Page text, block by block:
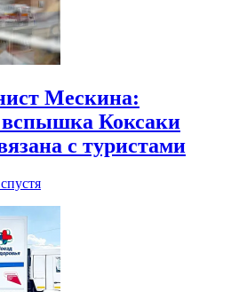
Мескина:
Коксаки
с туристами